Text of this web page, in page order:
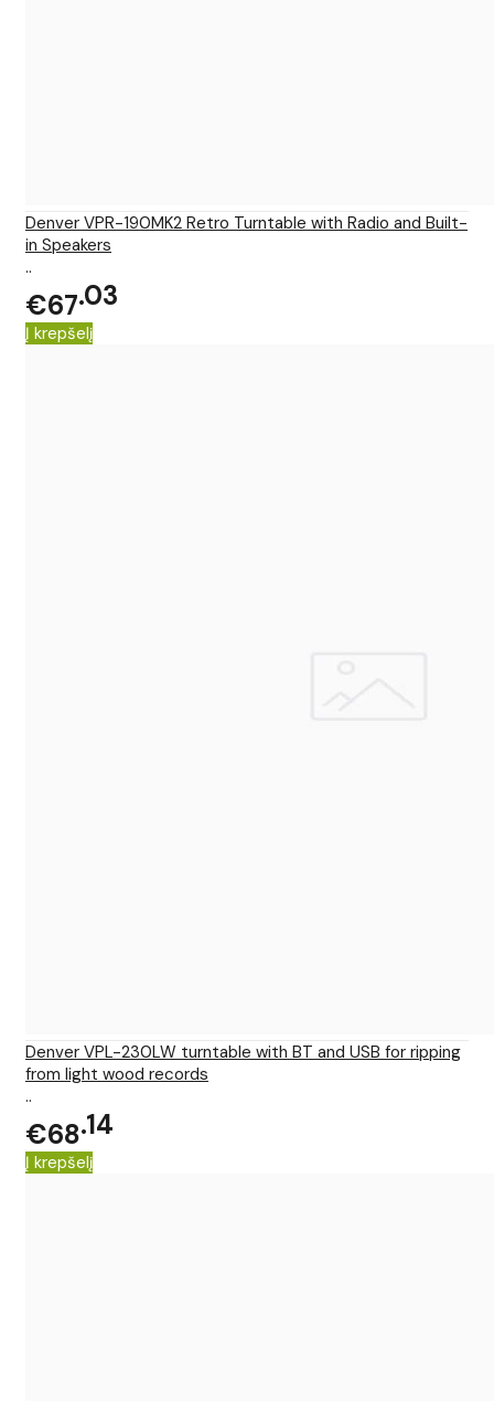
Denver VPR-190MK2 Retro Turntable with Radio and Built-
in Speakers
..
€67 03
Į krepšelį
Denver VPL-230LW turntable with BT and USB for ripping
from light wood records
..
€68 14
Į krepšelį